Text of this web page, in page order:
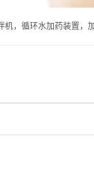
，循环水加药装置，